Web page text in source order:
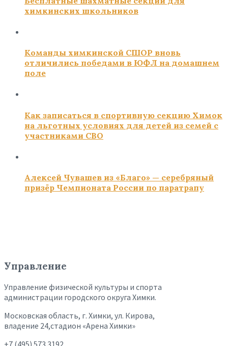
химкинских школьников
Команды химкинской СШОР вновь
отличились победами в ЮФЛ на домашнем
поле
Как записаться в спортивную секцию Химок
на льготных условиях для детей из семей с
участниками СВО
Алексей Чувашев из «Благо» — серебряный
призёр Чемпионата России по паратрапу
Управление
Управление физической культуры и спорта
администрации городского округа Химки.
Московская область, г. Химки, ул. Кирова,
владение 24,стадион «Арена Химки»
+7 (495) 573 3192